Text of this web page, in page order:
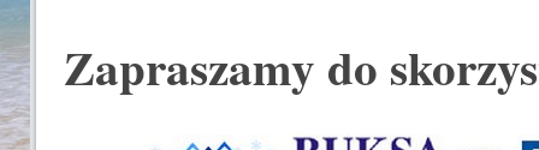
Zapraszamy do